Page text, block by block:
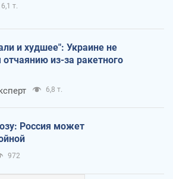
6,1 т.
и худшее": Украине не
отчаянию из-за ракетного
6,8 т.
Россия может
972